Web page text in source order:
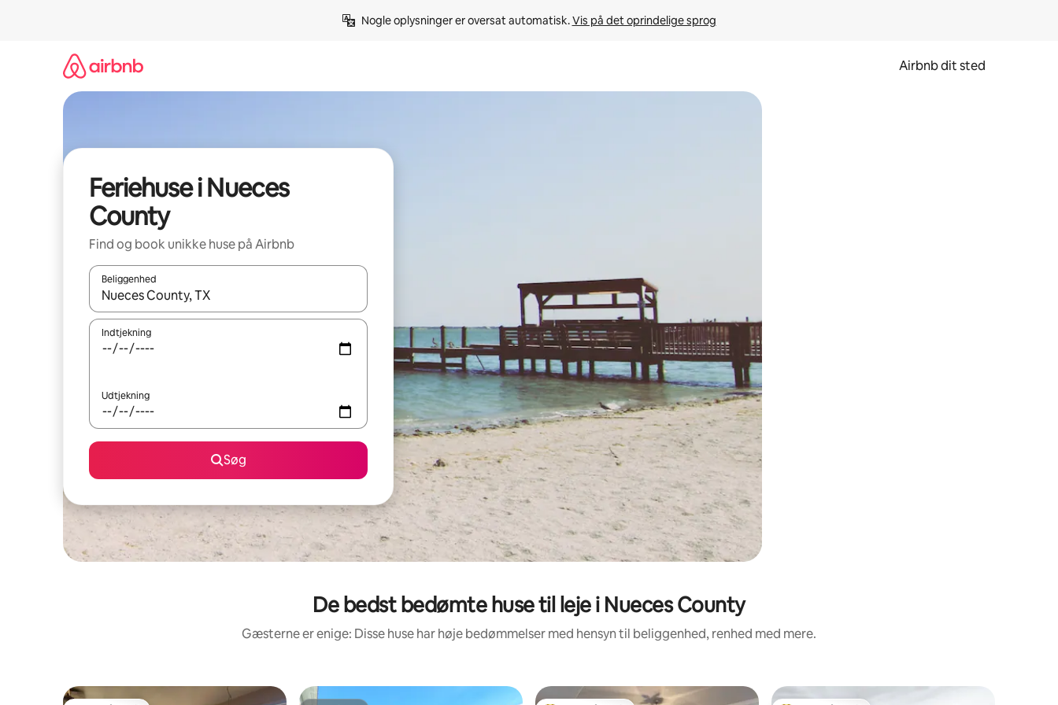
Nogle oplysninger er oversat automatisk. Vis på det oprindelige sprog
Airbnb dit sted
Feriehuse i Nueces
County
Find og book unikke huse på Airbnb
Beliggenhed
Når resultaterne er tilgængelige, skal du navigere med piletasterne op og ned eller se mere ved at trykke eller stryge.
Indtjekning
Udtjekning
Søg
De bedst bedømte huse til leje i Nueces County
Gæsterne er enige: Disse huse har høje bedømmelser med hensyn til beliggenhed, renhed med mere.